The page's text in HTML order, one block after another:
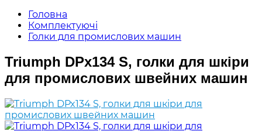
Головна
Комплектуючі
Голки для промислових машин
Triumph DPx134 S, голки для шкіри
для промислових швейних машин